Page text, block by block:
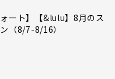
ォート】【&lulu】8月のス
（8/7-8/16）